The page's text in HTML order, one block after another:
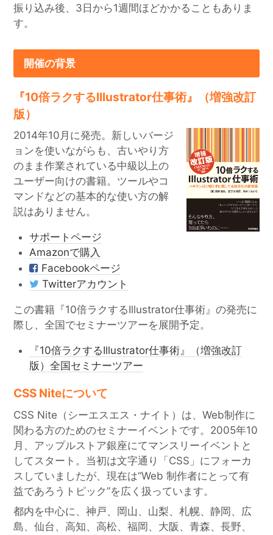
振り込み後、3日から1週間ほどかかることもありま
す。
開催の背景
『10倍ラクするIllustrator仕事術』（増強改訂
版）
2014年10月に発売。新しいバージ
ョンを使いながらも、古いやり方
のまま作業されている中級以上の
ユーザー向けの書籍。ツールやコ
マンドなどの基本的な使い方の解
説はありません。
サポートページ
Amazonで購入
Facebookページ
Twitterアカウント
この書籍『10倍ラクするIllustrator仕事術』の発売に
際し、全国でセミナーツアーを展開予定。
『10倍ラクするIllustrator仕事術』（増強改訂
版）全国セミナーツアー
CSS Niteについて
CSS Nite（シーエスエス・ナイト）は、Web制作に
関わる方のためのセミナーイベントです。2005年10
月、アップルストア銀座にてマンスリーイベントと
してスタート。当初は文字通り「CSS」にフォーカ
スしていましたが、現在は“Web 制作者にとって有
益であろうトピック”を広く扱っています。
都内を中心に、神戸、岡山、山梨、札幌、静岡、広
島、仙台、高知、高松、福岡、大阪、青森、長野、